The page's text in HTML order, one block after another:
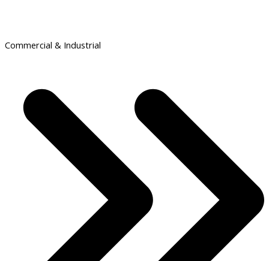
Commercial & Industrial